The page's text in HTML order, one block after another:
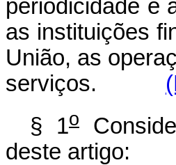
periodicidade e
as instituições
União, as
serviços.
§ 1o
deste artigo: